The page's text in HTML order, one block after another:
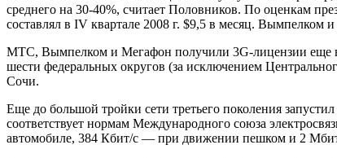
среднего на 30-40%, считает Половников. По оценкам
составлял в IV квартале 2008 г. $9,5 в месяц.
МТС, Вымпелком и Мегафон получили 3G-лицензии еще в
шести федеральных округов (за исключением
Сочи.
Еще до большой тройки сети третьего поколения
соответствует нормам Международного союза
автомобиле, 384 Кбит/с — при движении пешком и 2